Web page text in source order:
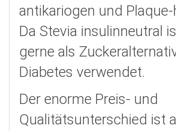
antikariogen und
Da Stevia insulinneutral
gerne als
Diabetes verwendet.
Der enorme Preis- und
Qualitätsunterschied ist